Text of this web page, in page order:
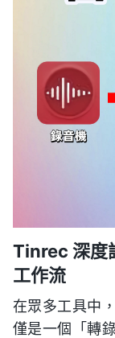
Tinrec 深度
工作流
在眾多工具中
僅是一個「轉